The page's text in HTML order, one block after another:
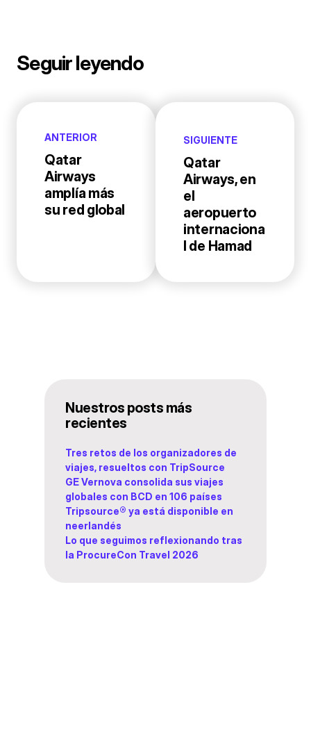
Seguir leyendo
ANTERIOR
Qatar
Airways
amplía más
su red global
SIGUIENTE
Qatar
Airways, en
el
aeropuerto
internaciona
l de Hamad
Nuestros posts más
recientes
Tres retos de los organizadores de
viajes, resueltos con TripSource
GE Vernova consolida sus viajes
globales con BCD en 106 países
Tripsource® ya está disponible en
neerlandés
Lo que seguimos reflexionando tras
la ProcureCon Travel 2026